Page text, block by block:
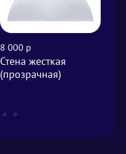
8 000 р
Стена жесткая
(прозрачная)